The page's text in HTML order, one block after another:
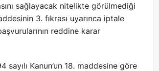
sağlayacak nitelikte görülmediği
3. fıkrası uyarınca iptale
reddine karar
sayılı Kanun’un 18. maddesine göre